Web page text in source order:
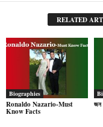
RELATED
Biographies
Ronaldo Nazario-Must
Know Facts
জন